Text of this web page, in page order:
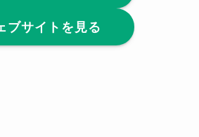
ブサイトを見る